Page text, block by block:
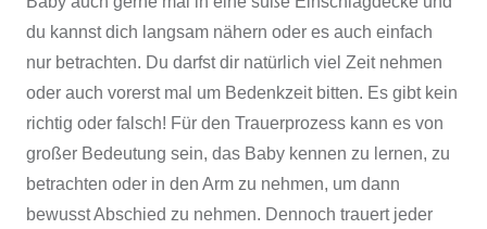
du kannst dich langsam nähern oder es auch einfach
nur betrachten. Du darfst dir natürlich viel Zeit nehmen
oder auch vorerst mal um Bedenkzeit bitten. Es gibt kein
richtig oder falsch! Für den Trauerprozess kann es von
großer Bedeutung sein, das Baby kennen zu lernen, zu
betrachten oder in den Arm zu nehmen, um dann
bewusst Abschied zu nehmen. Dennoch trauert jeder